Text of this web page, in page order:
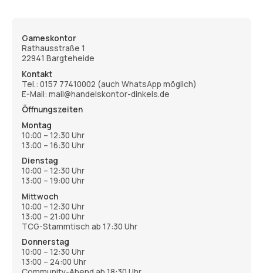
Gameskontor
Rathausstraße 1
22941 Bargteheide
Kontakt
Tel.: 0157 77410002 (auch WhatsApp möglich)
E-Mail: mail@handelskontor-dinkels.de
Öffnungszeiten
Montag
10:00 – 12:30 Uhr
13:00 – 16:30 Uhr
Dienstag
10:00 – 12:30 Uhr
13:00 – 19:00 Uhr
Mittwoch
10:00 – 12:30 Uhr
13:00 – 21:00 Uhr
TCG-Stammtisch ab 17:30 Uhr
Donnerstag
10:00 – 12:30 Uhr
13:00 – 24:00 Uhr